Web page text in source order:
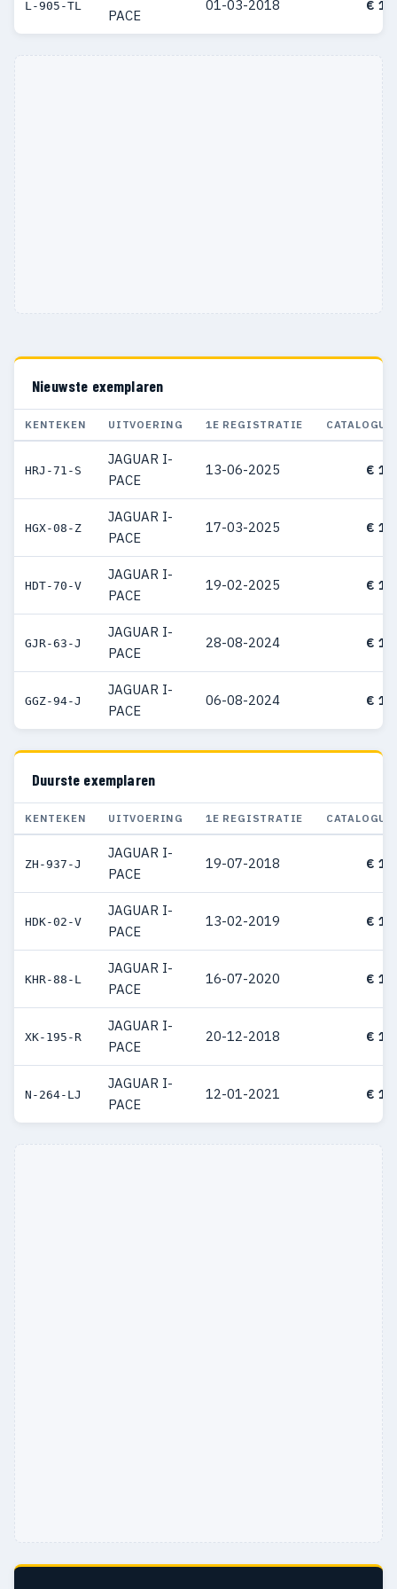
L-905-TL
PACE
01-03-2018 €
Nieuwste exemplaren
KENTEKEN UITVOERING 1E REGISTRATIE
HRJ-71-S
JAGUAR I-
PACE
13-06-2025 €
HGX-08-Z
JAGUAR I-
PACE
17-03-2025 €
HDT-70-V
JAGUAR I-
PACE
19-02-2025 €
GJR-63-J
JAGUAR I-
PACE
28-08-2024 €
GGZ-94-J
JAGUAR I-
PACE
06-08-2024 €
Duurste exemplaren
KENTEKEN UITVOERING 1E REGISTRATIE
ZH-937-J
JAGUAR I-
PACE
19-07-2018 €
HDK-02-V
JAGUAR I-
PACE
13-02-2019 €
KHR-88-L
JAGUAR I-
PACE
16-07-2020 €
XK-195-R
JAGUAR I-
PACE
20-12-2018 €
N-264-LJ
JAGUAR I-
PACE
12-01-2021 €